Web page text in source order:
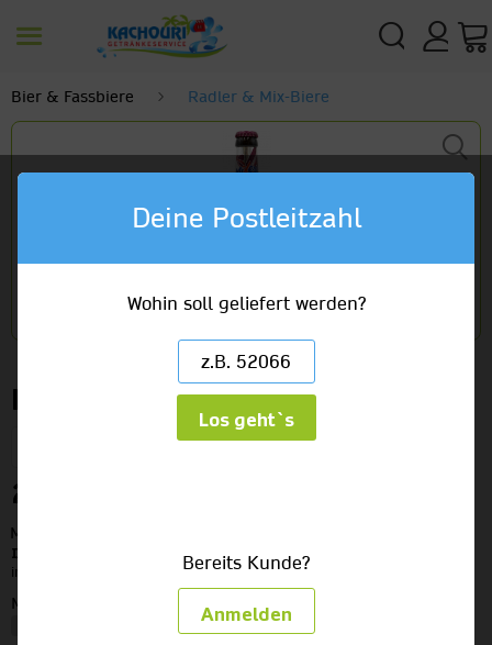
Bier & Fassbiere Radler & Mix-Biere
Karlsberg Mixery (Bier+Cola+X)
(4 x 6er) x 0,33l Glas
25,49 €
MEHRWEG
Inhalt:
7.92 Liter (3,22 € / 1 Liter)
inkl. MwSt.
zzgl. Versandkosten
Menge:
Deine Postleitzahl
Wohin soll geliefert werden?
Los geht`s
Bereits Kunde?
Anmelden